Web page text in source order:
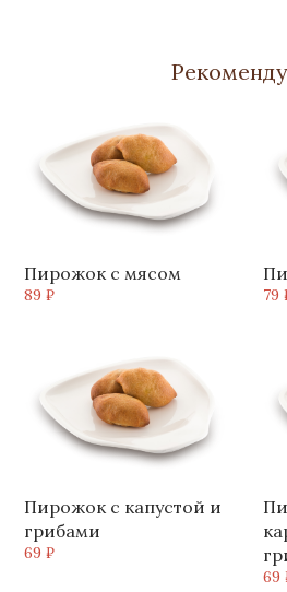
Пирожок с мясом
89 ₽ 79
Пирожок с капустой и
грибами
69 ₽
69